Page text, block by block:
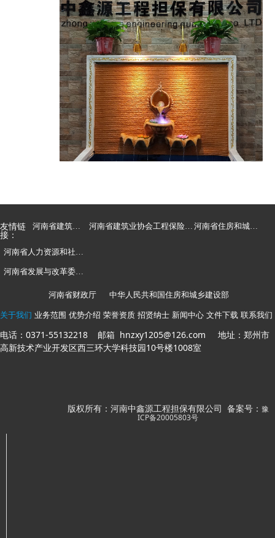
关于我们 业务范围 优势介绍 荣誉资质 招贤纳士 新闻中心 文件下载 联系我们
电话：0371-55132218 邮箱 hnzxy1205@126.com 地址：郑州市
高新技术产业开发区西三环大学科技园10号楼1008室
友情链
接：
中华人民共和国住房和城乡建设部
河南省建筑业协会 河南省建筑业协会工程保险与担保分会 河南省住房和城乡建设厅
河南省人力资源和社会保障厅
河南省发展与改革委员会
河南省财政厅
版权所有：河南中鑫源工程担保有限公司 备案号： 豫
ICP备20005803号